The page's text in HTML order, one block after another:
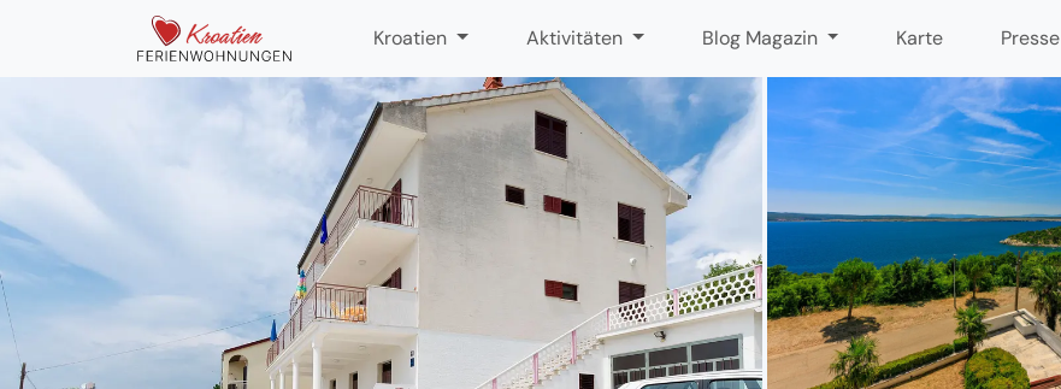
Kroatien Aktivitäten Blog Magazin Karte Presse